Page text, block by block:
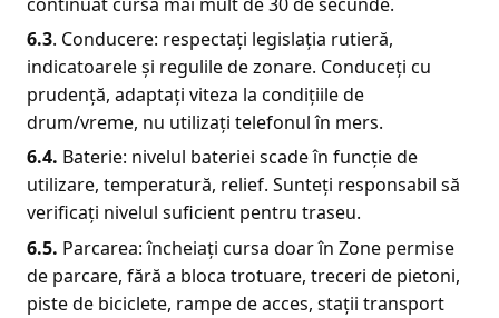
6.3. Conducere: respectați legislația rutieră,
indicatoarele și regulile de zonare. Conduceți cu
prudență, adaptați viteza la condițiile de
drum/vreme, nu utilizați telefonul în mers.
6.4. Baterie: nivelul bateriei scade în funcție de
utilizare, temperatură, relief. Sunteți responsabil să
verificați nivelul suficient pentru traseu.
6.5. Parcarea: încheiați cursa doar în Zone permise
de parcare, fără a bloca trotuare, treceri de pietoni,
piste de biciclete, rampe de acces, stații transport